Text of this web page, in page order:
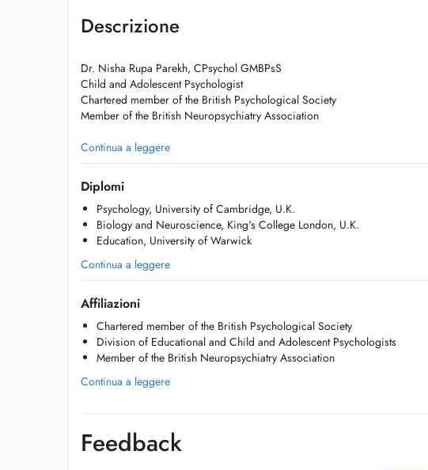
Descrizione
Dr. Nisha Rupa Parekh, CPsychol GMBPsS
Child and Adolescent Psychologist
Chartered member of the British Psychological Society
Member of the British Neuropsychiatry Association
Email:luxe-psy@outlook.com
Phone: (00352) 661838836
PLEASE NOTE THAT MY SERVICES ARE NOT REIMBURSED BY THE CNS.
Continua a leggere
Diplomi
Psychology, University of Cambridge, U.K.
Biology and Neuroscience, King's College London, U.K.
Education, University of Warwick
Continua a leggere
Affiliazioni
Chartered member of the British Psychological Society
Division of Educational and Child and Adolescent Psychologists
Member of the British Neuropsychiatry Association
Continua a leggere
Feedback